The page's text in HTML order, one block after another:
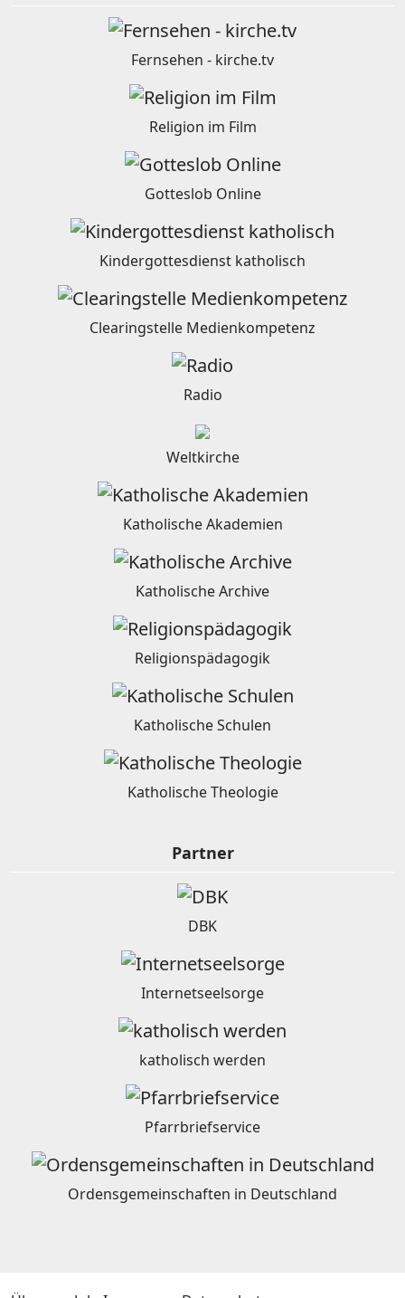
Fernsehen - kirche.tv
Religion im Film
Gotteslob Online
Kindergottesdienst katholisch
Clearingstelle Medienkompetenz
Radio
Weltkirche
Katholische Akademien
Katholische Archive
Religionspädagogik
Katholische Schulen
Katholische Theologie
Partner
DBK
Internetseelsorge
katholisch werden
Pfarrbriefservice
Ordensgemeinschaften in Deutschland